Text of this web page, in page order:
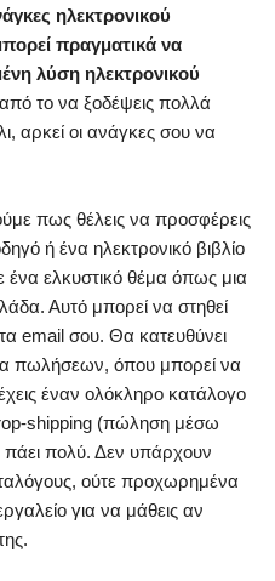
ηλεκτρονικού
πραγματικά να
λύση ηλεκτρονικού
το να ξοδέψεις πολλά
αρκεί οι ανάγκες σου να
πως θέλεις να προσφέρεις
ή ένα ηλεκτρονικό βιβλίο
ελκυστικό θέμα όπως μια
Αυτό μπορεί να στηθεί
email σου. Θα κατευθύνει
πωλήσεων, όπου μπορεί να
έναν ολόκληρο κατάλογο
shipping (πώληση μέσω
πολύ. Δεν υπάρχουν
ούτε προχωρημένα
για να μάθεις αν